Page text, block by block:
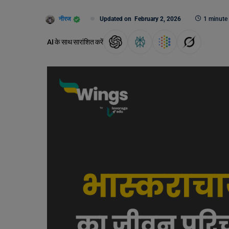
नीरज Updated on February 2, 2026 1 minute
AI के साथ सारांशित करें